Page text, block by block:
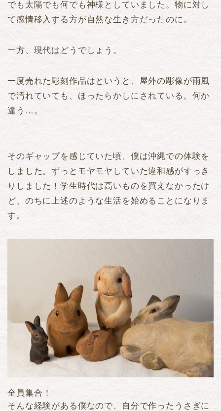
でも太陽でも何でも神様としていました。物に対し
て感情移入する方が自然な生き方だったのに。
一方、現代はどうでしょう。
一度売れた彫刻作品はというと、屋外の彫像が雨風
で汚れていても、ほったらかしにされている。何か
違う…。
そのギャップを感じていた頃、僕は沖縄での体験を
しました。ずっとモヤモヤしていた違和感がすっき
りしました！学生時代は高いものを買えなかったけ
ど、のちに上述のような生活を始めることになりま
す。
全員集合！
そんな経験がある僕なので、自分で作ったうさぎに